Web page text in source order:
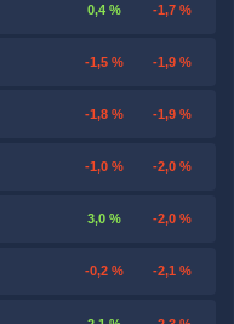
0,4 % -1,7 %
-1,5 % -1,9 %
-1,8 % -1,9 %
-1,0 % -2,0 %
3,0 % -2,0 %
-0,2 % -2,1 %